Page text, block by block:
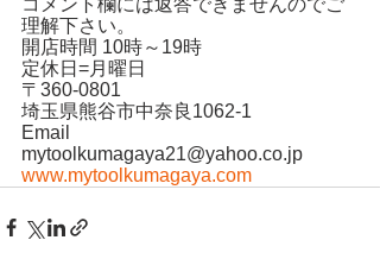
コメント欄には返答できませんのでご
理解下さい。
開店時間 10時～19時
定休日=月曜日
〒360-0801
埼玉県熊谷市中奈良1062-1
Email
mytoolkumagaya21@yahoo.co.jp
www.mytoolkumagaya.com